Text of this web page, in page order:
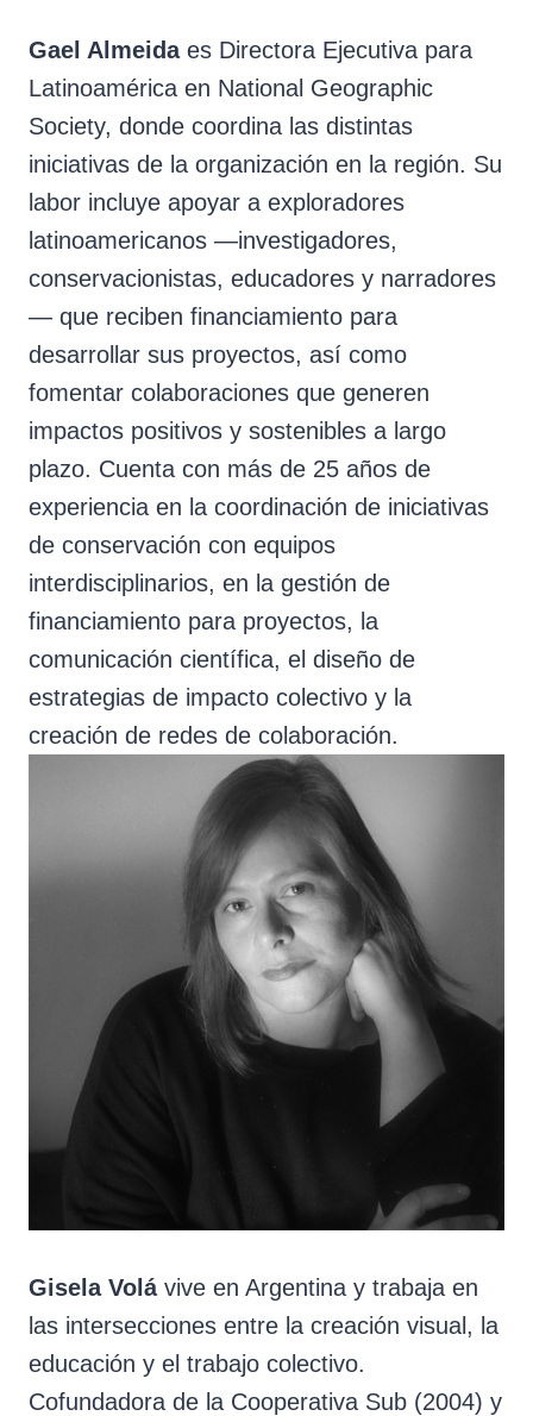
Gael Almeidaes Directora Ejecutiva para
Latinoamérica en National Geographic
Society, donde coordina las distintas
iniciativas de la organización en la región. Su
labor incluye apoyar a exploradores
latinoamericanos —investigadores,
conservacionistas, educadores y narradores
— que reciben financiamiento para
desarrollar sus proyectos, así como
fomentar colaboraciones que generen
impactos positivos y sostenibles a largo
plazo. Cuenta con más de 25 años de
experiencia en la coordinación de iniciativas
de conservación con equipos
interdisciplinarios, en la gestión de
financiamiento para proyectos, la
comunicación científica, el diseño de
estrategias de impacto colectivo y la
creación de redes de colaboración.
Gisela Volávive en Argentina y trabaja en
las intersecciones entre la creación visual, la
educación y el trabajo colectivo.
Cofundadora de la Cooperativa Sub (2004) y